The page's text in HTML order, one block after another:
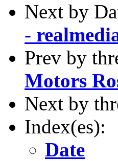
Next by
-
Prev by
Motors
Next by
Index(es):
Date